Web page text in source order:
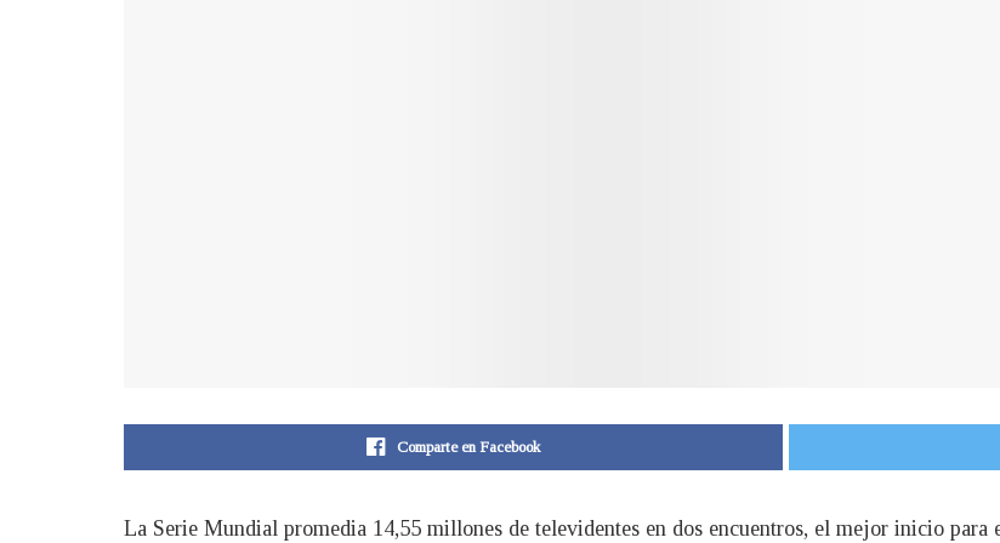
Comparte en Facebook
La Serie Mundial promedia 14,55 millones de televidentes en dos encuentros, el mejor inicio para